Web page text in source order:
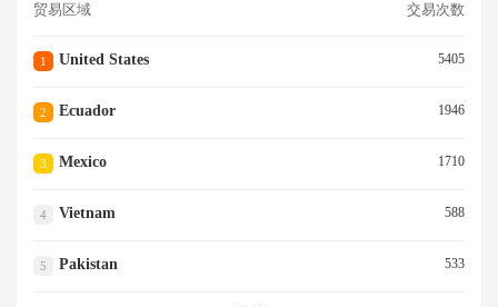
贸易区域 交易次数
1 United States 5405
2 Ecuador 1946
3 Mexico 1710
4 Vietnam 588
5 Pakistan 533